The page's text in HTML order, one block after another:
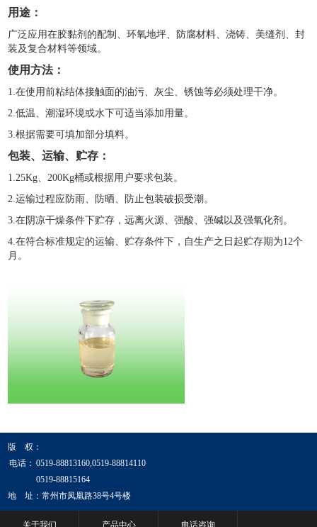
用途：
广泛应用在胶黏剂的配制、环氧地坪、防腐材料、浇铸、美缝剂、封
装及复合材料等领域。
使用方法：
1.在使用前粘结体接触面的油污、灰尘、锈蚀等必须处理干净。
2.低温、潮湿环境或水下可适当添加用量。
3.根据需要可填加部分填料。
包装、运输、贮存：
1.25Kg、200Kg桶或根据用户要求包装。
2.运输过程应防雨、防晒、防止包装破损受潮。
3.在阴凉干燥条件下贮存，远离火源、强酸、强碱以及强氧化剂。
4.在符合标准规定的运输、贮存条件下，自生产之日起贮存期为12个
月。
版 权：
电话： 0519-88813160,0519-88814110
0519-88815164
地 址：常州市凤凰路38号4号楼
关于我们 产品中心 电话咨询